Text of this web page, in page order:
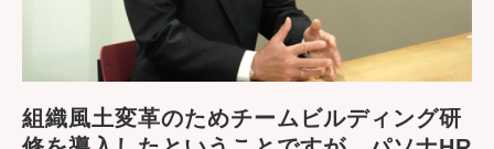
組織風土変革のためチームビルディング研